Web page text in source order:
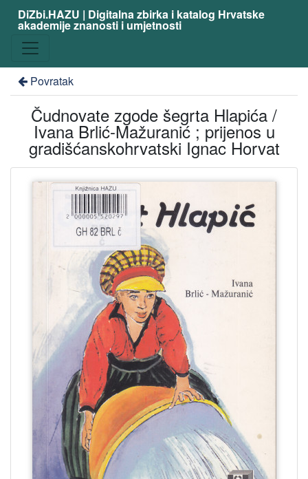
DiZbi.HAZU | Digitalna zbirka i katalog Hrvatske
akademije znanosti i umjetnosti
Povratak
Čudnovate zgode šegrta Hlapića /
Ivana Brlić-Mažuranić ; prijenos u
gradišćanskohrvatski Ignac Horvat